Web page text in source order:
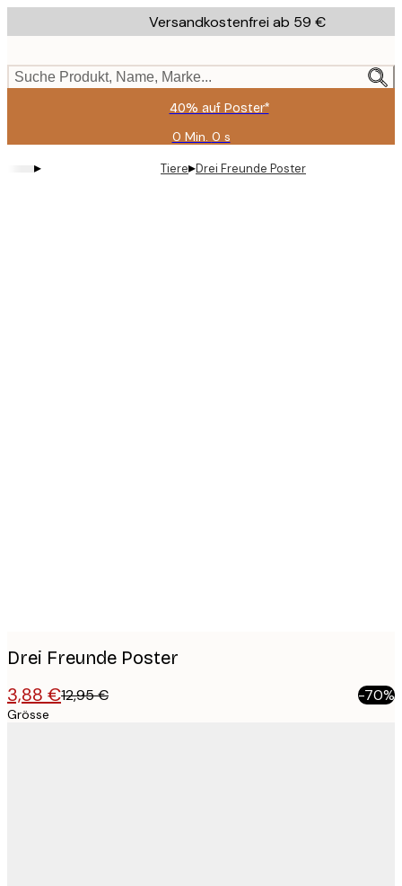
to
content.
Versandkostenfrei ab 59 €
Suche Produkt, Name, Marke...
40% auf Poster*
0 Min. 0 s
Gültig
bis:
2026-
▸ Tiere▸Drei Freunde Poster
Drei Freunde Poster
3,88 €12,95 € -70%
Grösse